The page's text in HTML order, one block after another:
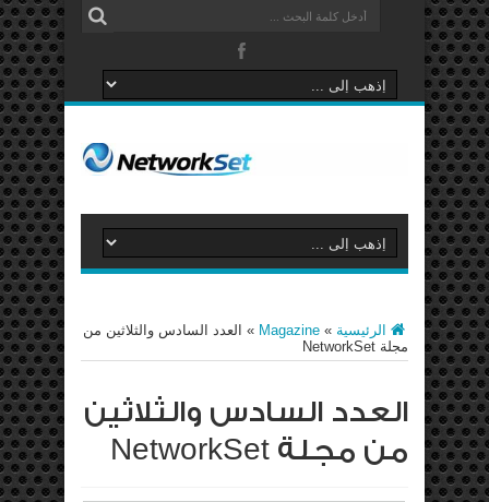
الرئيسية »
Magazine
» العدد السادس والثلاثين من
مجلة NetworkSet
العدد السادس والثلاثين
من مجلة NetworkSet